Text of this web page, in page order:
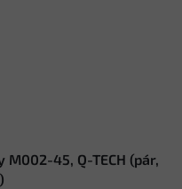
45, Q-TECH (pár,